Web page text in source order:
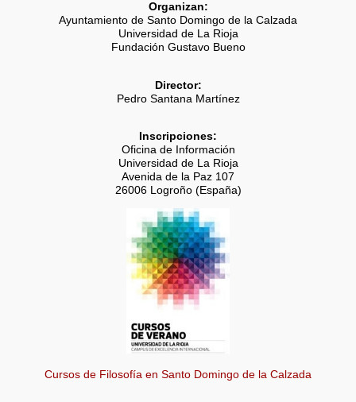
Organizan:
Ayuntamiento de Santo Domingo de la Calzada
Universidad de La Rioja
Fundación Gustavo Bueno
Director:
Pedro Santana Martínez
Inscripciones:
Oficina de Información
Universidad de La Rioja
Avenida de la Paz 107
26006 Logroño (España)
Cursos de Filosofía en Santo Domingo de la Calzada